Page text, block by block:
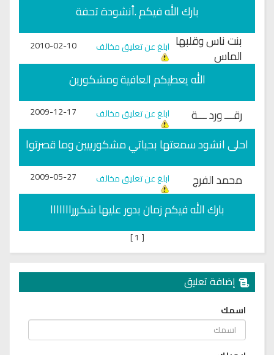
بارك الله فيكم .أنشودة تحفة
بنت ناس وقلبها
الماس ابلغ عن تعليق مخالف 2010-02-10
الله يعطيكم العافية ومشكورين
رقـــ ورد ـــة
ابلغ عن تعليق مخالف 2009-12-17
احلى انشود سمعتها بحياتي مشكورييين وما قصرتوا
محمد الفرج
ابلغ عن تعليق مخالف 2009-05-27
بارك الله فيكم زمان بدور عليها شكرررااااااا
[
]
إضافة تعليق
اسمك